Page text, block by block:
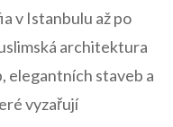
v Istanbulu až po
architektura
elegantních staveb ‍a‍
vyzařují